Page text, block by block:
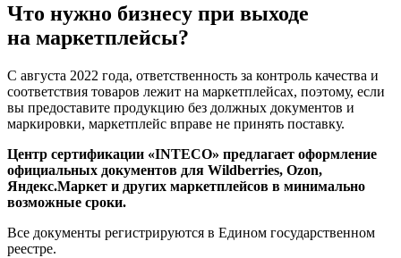
Что нужно бизнесу при выходе
на маркетплейсы?
С августа 2022 года, ответственность за контроль качества и
соответствия товаров лежит на маркетплейсах, поэтому, если
вы предоставите продукцию без должных документов и
маркировки, маркетплейс вправе не принять поставку.
Центр сертификации «INTECO» предлагает оформление
официальных документов для Wildberries, Ozon,
Яндекс.Маркет и других маркетплейсов в минимально
возможные сроки.
Все документы регистрируются в Едином государственном
реестре.